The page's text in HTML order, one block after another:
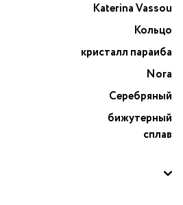
Katerina Vassou
Кольцо
кристалл параиба
Nora
Серебряный
бижутерный
сплав